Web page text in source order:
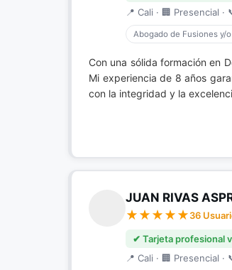
📍 Cali · 🏢 Presencial ·
Abogado de Fusiones y/
Con una sólida formación en
Mi experiencia de 8 años
con la integridad y la
JUAN RIVAS
36
✔ Tarjeta profesional
📍 Cali · 🏢 Presencial ·